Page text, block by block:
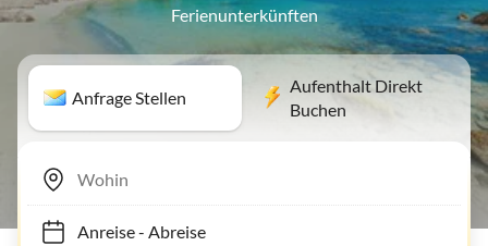
Ferienunterkünften
Anfrage Stellen
Aufenthalt Direkt
Buchen
Anreise- Abreise